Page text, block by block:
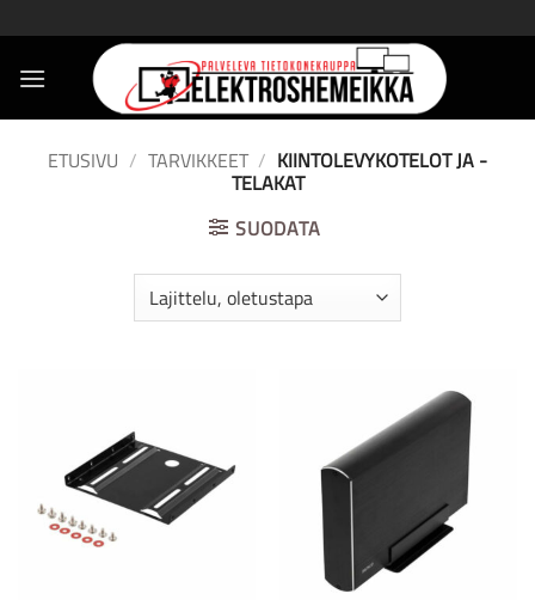
to
content
ETUSIVU / TARVIKKEET / KIINTOLEVYKOTELOT JA -
TELAKAT
SUODATA